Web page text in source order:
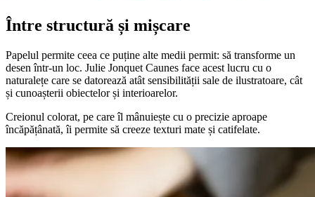
Între structură și mișcare
Papelul permite ceea ce puține alte medii permit: să transforme un
desen într-un loc. Julie Jonquet Caunes face acest lucru cu o
naturalețe care se datorează atât sensibilității sale de ilustratoare, cât
și cunoașterii obiectelor și interioarelor.
Creionul colorat, pe care îl mânuiește cu o precizie aproape
încăpățânată, îi permite să creeze texturi mate și catifelate.